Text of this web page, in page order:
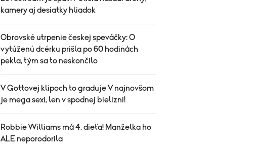
kamery aj desiatky hliadok
Obrovské utrpenie českej speváčky: O
vytúženú dcérku prišla po 60 hodinách
pekla, tým sa to neskončilo
V Gottovej klipoch to graduje V najnovšom
je mega sexi, len v spodnej bielizni!
Robbie Williams má 4. dieťa! Manželka ho
ALE neporodorila